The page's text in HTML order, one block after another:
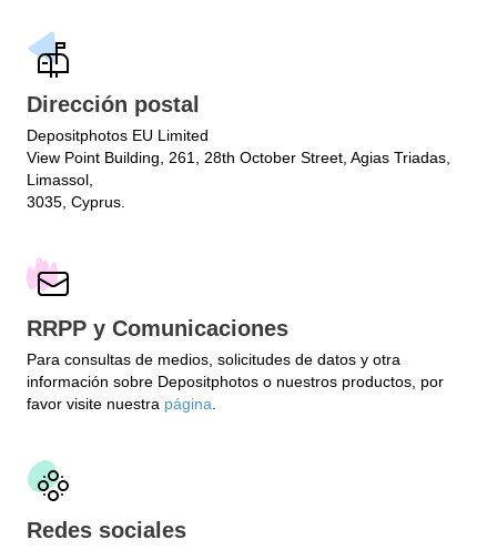
Dirección postal
Depositphotos EU Limited
View Point Building, 261, 28th October Street, Agias Triadas,
Limassol,
3035, Cyprus.
RRPP y Comunicaciones
Para consultas de medios, solicitudes de datos y otra
información sobre Depositphotos o nuestros productos, por
favor visite nuestra página
Redes sociales